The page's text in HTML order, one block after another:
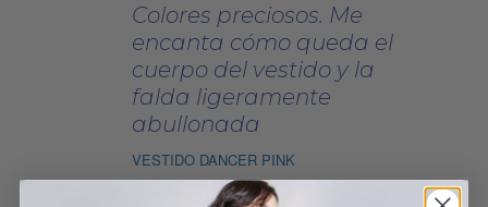
Colores preciosos. Me
encanta cómo queda el
cuerpo del vestido y la
falda ligeramente
abullonada
VESTIDO DANCER PINK